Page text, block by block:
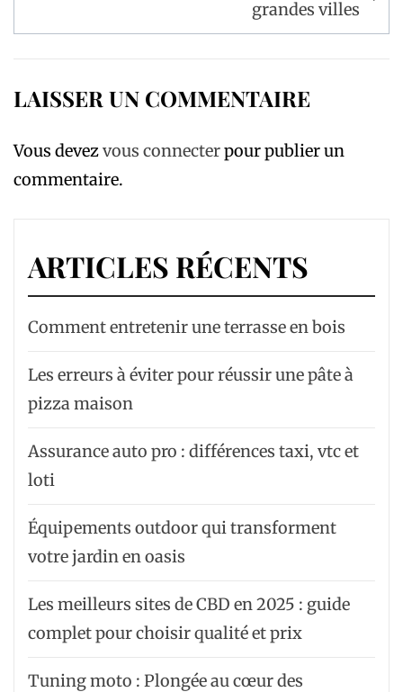
grandes villes
LAISSER UN COMMENTAIRE
Vous devezvous connecterpour publier un
commentaire.
ARTICLES RÉCENTS
Comment entretenir une terrasse en bois
Les erreurs à éviter pour réussir une pâte à
pizza maison
Assurance auto pro : différences taxi, vtc et
loti
Équipements outdoor qui transforment
votre jardin en oasis
Les meilleurs sites de CBD en 2025 : guide
complet pour choisir qualité et prix
Tuning moto : Plongée au cœur des